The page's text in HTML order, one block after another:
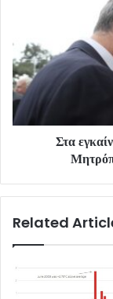
Στα
Related